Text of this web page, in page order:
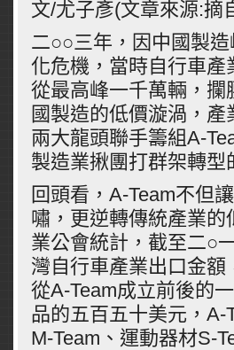
文/尤子彥(文章來源:摘
二○○三年，因中國製
化危機，當時自行車
從最高峰一千萬輛，
國製造的低價漩渦，
兩大龍頭聯手籌組A-
製造業揪團打群架轉型
回頭看，A-Team不但
嘯，更逆轉傳統產業
業公會統計，截至二○
灣自行車產業出口金
從A-Team成立前後的
品的五百五十美元，A-
M-Team、運動器材S-